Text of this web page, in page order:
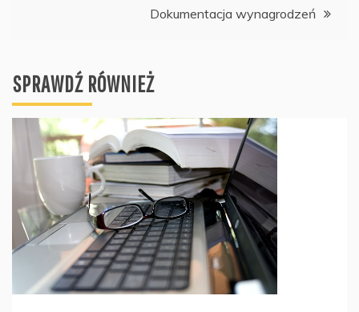
Dokumentacja wynagrodzeń
SPRAWDŹ RÓWNIEŻ